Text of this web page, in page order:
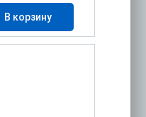
В корзину